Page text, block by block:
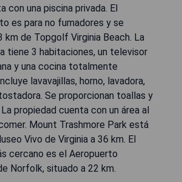
con una piscina privada. El
es para no fumadores y se
km de Topgolf Virginia Beach. La
tiene 3 habitaciones, un televisor
y una cocina totalmente
lavavajillas, horno, lavadora,
Se proporcionan toallas y
propiedad cuenta con un área al
Mount Trashmore Park está
Vivo de Virginia a 36 km. El
cercano es el Aeropuerto
Norfolk, situado a 22 km.